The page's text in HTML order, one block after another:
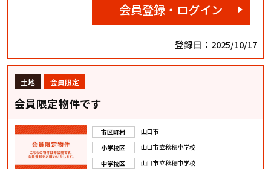
会員登録・ログイン
登録日：2025/10/17
土地 会員限定
会員限定物件です
市区町村
山口市
小学校区
山口市立秋穂小学校
中学校区
山口市立秋穂中学校